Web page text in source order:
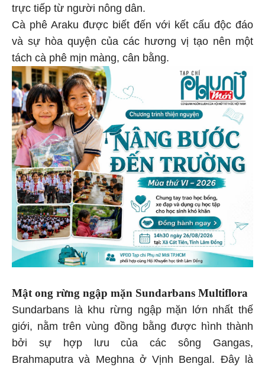
trực tiếp từ người nông dân.
Cà phê Araku được biết đến với kết cấu độc đáo
và sự hòa quyện của các hương vị tạo nên một
tách cà phê mịn màng, cân bằng.
Mật ong rừng ngập mặn Sundarbans Multiflora
Sundarbans là khu rừng ngập mặn lớn nhất thế
giới, nằm trên vùng đồng bằng được hình thành
bởi sự hợp lưu của các sông Gangas,
Brahmaputra và Meghna ở Vịnh Bengal. Đây là